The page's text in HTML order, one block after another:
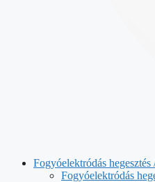
Fogyóelektródás
Fogyóelektródás